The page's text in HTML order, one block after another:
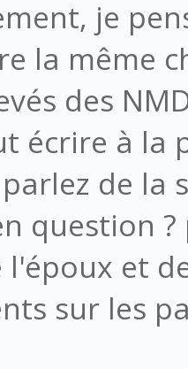
je
la même
des
écrire à la
de la
question
l'époux et
sur les